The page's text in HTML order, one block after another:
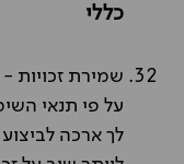
כללי
שמירת זכויות -
על פי תנאי
לך ארכה לביצוע